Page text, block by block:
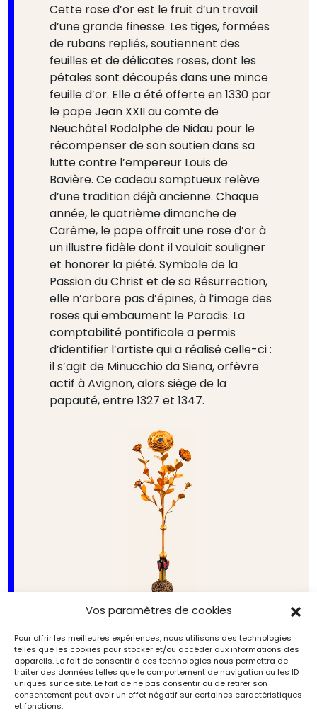
Vos paramètres de cookies
Pour offrir les meilleures expériences, nous utilisons des technologies
telles que les cookies pour stocker et/ou accéder aux informations des
appareils. Le fait de consentir à ces technologies nous permettra de
traiter des données telles que le comportement de navigation ou les ID
uniques sur ce site. Le fait de ne pas consentir ou de retirer son
consentement peut avoir un effet négatif sur certaines caractéristiques
et fonctions.
Cette rose d’or est le fruit d’un travail
d’une grande finesse. Les tiges, formées
de rubans repliés, soutiennent des
feuilles et de délicates roses, dont les
pétales sont découpés dans une mince
feuille d’or. Elle a été offerte en 1330 par
le pape Jean XXII au comte de
Neuchâtel Rodolphe de Nidau pour le
récompenser de son soutien dans sa
lutte contre l’empereur Louis de
Bavière. Ce cadeau somptueux relève
d’une tradition déjà ancienne. Chaque
année, le quatrième dimanche de
Carême, le pape offrait une rose d’or à
un illustre fidèle dont il voulait souligner
et honorer la piété. Symbole de la
Passion du Christ et de sa Résurrection,
elle n’arbore pas d’épines, à l’image des
roses qui embaument le Paradis. La
comptabilité pontificale a permis
d’identifier l’artiste qui a réalisé celle-ci :
il s’agit de Minucchio da Siena, orfèvre
actif à Avignon, alors siège de la
papauté, entre 1327 et 1347.
Rose d’or provenant de la cathédrale de Bâle,
Minucchio da Siena, Avignon, 1330. Or, pierreries,